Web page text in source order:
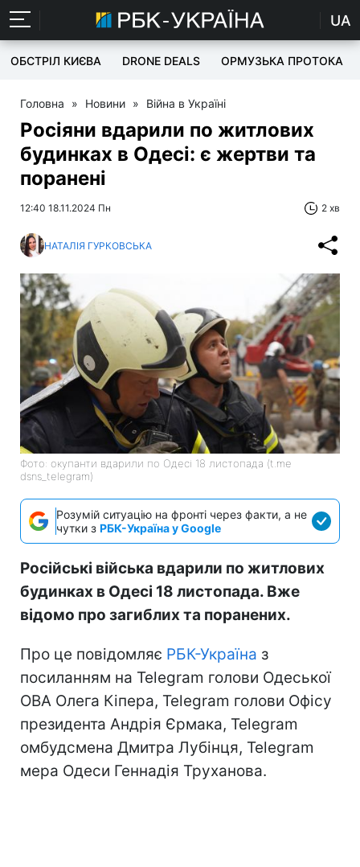
UA
ОБСТРІЛ КИЄВА DRONE DEALS ОРМУЗЬКА ПРОТОКА
Головна » Новини » Війна в Україні
Росіяни вдарили по житлових
будинках в Одесі: є жертви та
поранені
12:40 18.11.2024 Пн 2 хв
НАТАЛІЯ ГУРКОВСЬКА
Фото: окупанти вдарили по Одесі 18 листопада (t.me
dsns_telegram)
Розумій ситуацію на фронті через факти, а не
чутки з РБК-Україна у Google
Російські війська вдарили по житлових
будинках в Одесі 18 листопада. Вже
відомо про загиблих та поранених.
Про це повідомляє РБК-Україна з
посиланням на Telegram голови Одеської
ОВА Олега Кіпера, Telegram голови Офісу
президента Андрія Єрмака, Telegram
омбудсмена Дмитра Лубінця, Telegram
мера Одеси Геннадія Труханова.